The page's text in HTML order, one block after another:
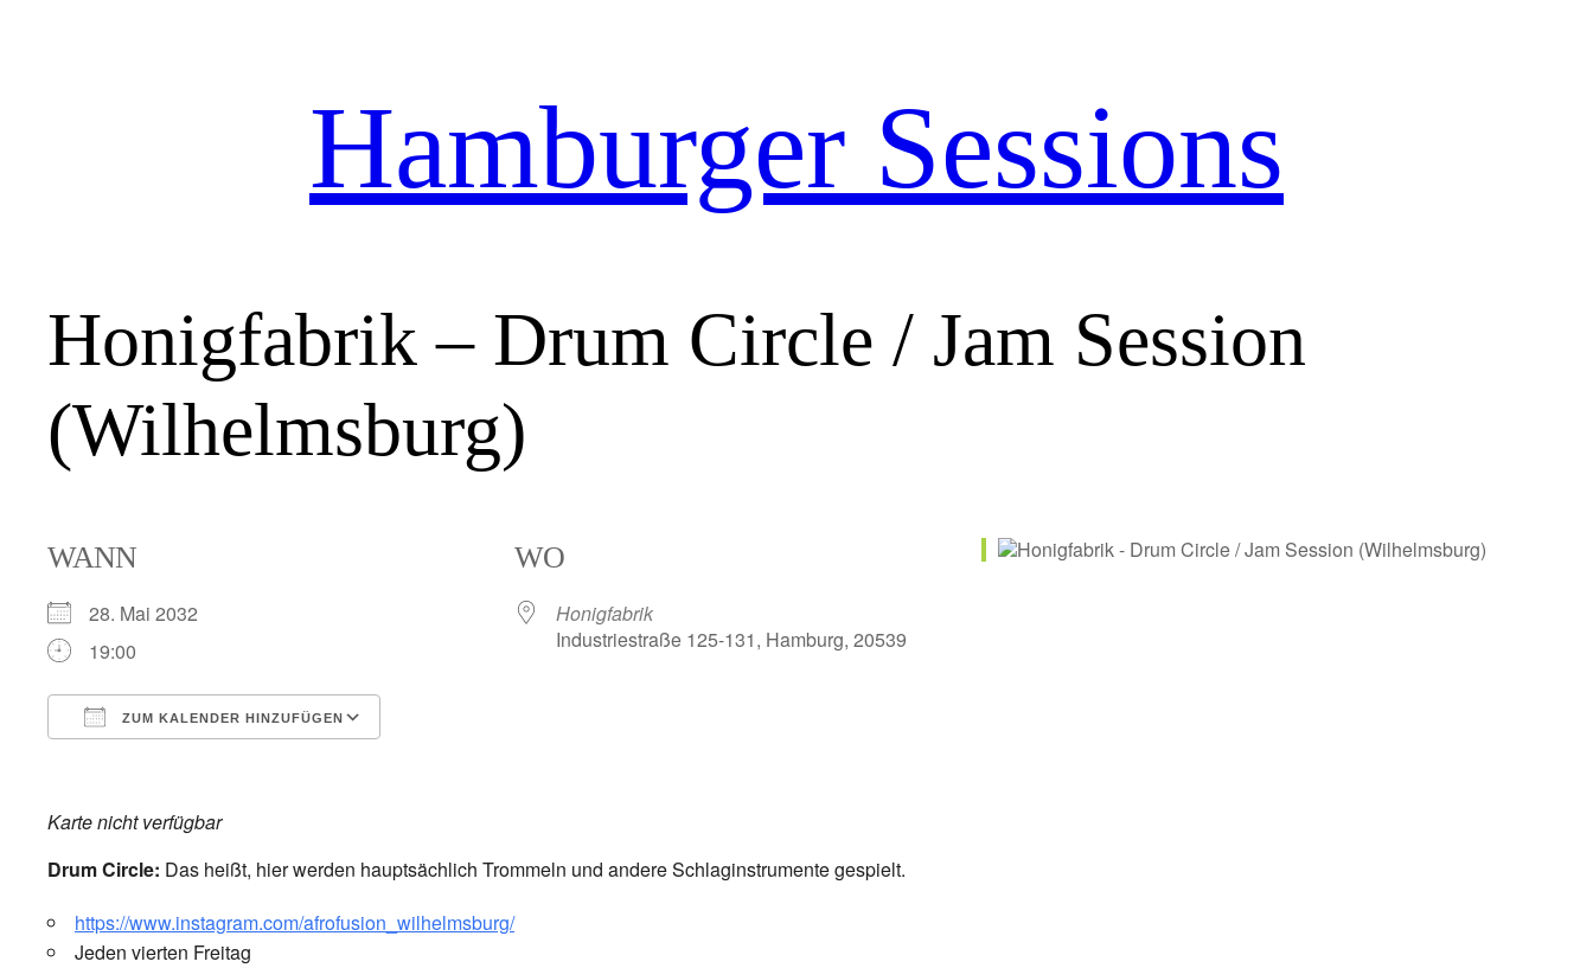
Hamburger Sessions
Honigfabrik – Drum Circle / Jam Session
(Wilhelmsburg)
WANN
28. Mai 2032
19:00
ZUM KALENDER HINZUFÜGEN
WO
Honigfabrik
Industriestraße 125-131, Hamburg, 20539
Karte nicht verfügbar
Drum Circle: Das heißt, hier werden hauptsächlich Trommeln und andere Schlaginstrumente gespielt.
https://www.instagram.com/afrofusion_wilhelmsburg/
Jeden vierten Freitag